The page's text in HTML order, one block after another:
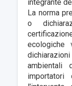
integrante
La norma
o
ecologiche
ambientali